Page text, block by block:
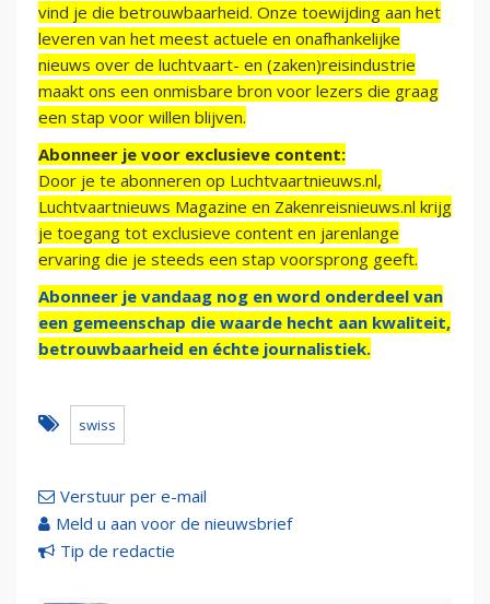
vind je die betrouwbaarheid. Onze toewijding aan het
leveren van het meest actuele en onafhankelijke
nieuws over de luchtvaart- en (zaken)reisindustrie
maakt ons een onmisbare bron voor lezers die graag
een stap voor willen blijven.
Abonneer je voor exclusieve content:
Door je te abonneren op Luchtvaartnieuws.nl,
Luchtvaartnieuws Magazine en Zakenreisnieuws.nl krijg
je toegang tot exclusieve content en jarenlange
ervaring die je steeds een stap voorsprong geeft.
Abonneer je vandaag nog en word onderdeel van
een gemeenschap die waarde hecht aan kwaliteit,
betrouwbaarheid en échte journalistiek.
swiss
Verstuur per e-mail
Meld u aan voor de nieuwsbrief
Tip de redactie